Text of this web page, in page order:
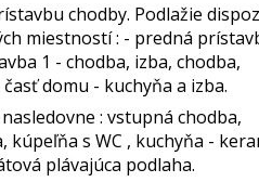
chodby. Podlažie
miestností : - predná
1 - chodba, izba, chodba,
domu - kuchyňa a izba.
: vstupná chodba,
kúpeľňa s WC , kuchyňa -
plávajúca podlaha.